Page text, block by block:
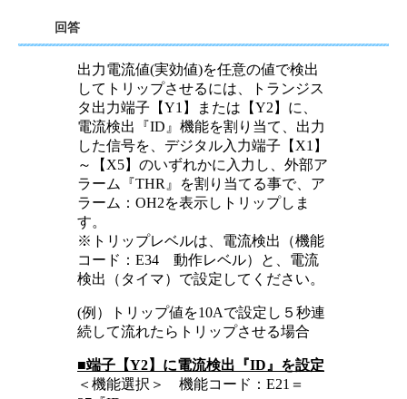
回答
出力電流値(実効値)を任意の値で検出
してトリップさせるには、トランジス
タ出力端子【Y1】または【Y2】に、
電流検出『ID』機能を割り当て、出力
した信号を、デジタル入力端子【X1】
～【X5】のいずれかに入力し、外部ア
ラーム『THR』を割り当てる事で、ア
ラーム：OH2を表示しトリップしま
す。
※トリップレベルは、電流検出（機能
コード：E34 動作レベル）と、電流
検出（タイマ）で設定してください。
(例）トリップ値を10Aで設定し５秒連
続して流れたらトリップさせる場合
■端子【Y2】に電流検出『ID』を設定
＜機能選択＞ 機能コード：E21＝